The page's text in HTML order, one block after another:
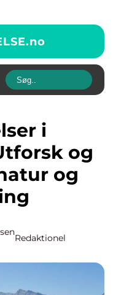
no
og
og
Redaktionel